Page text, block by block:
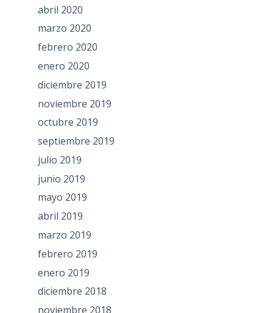
abril 2020
marzo 2020
febrero 2020
enero 2020
diciembre 2019
noviembre 2019
octubre 2019
septiembre 2019
julio 2019
junio 2019
mayo 2019
abril 2019
marzo 2019
febrero 2019
enero 2019
diciembre 2018
noviembre 2018